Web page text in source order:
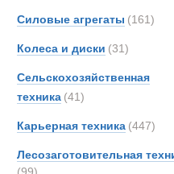
Силовые агрегаты (161)
Колеса и диски (31)
Сельскохозяйственная
техника (41)
Карьерная техника (447)
Лесозаготовительная